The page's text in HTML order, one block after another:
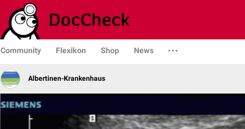
Community Flexikon Shop News
Albertinen-Krankenhaus